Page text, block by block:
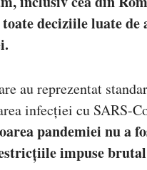
deciziile luate
au reprezentat
infecției cu SARS-
pandemiei nu a
impuse